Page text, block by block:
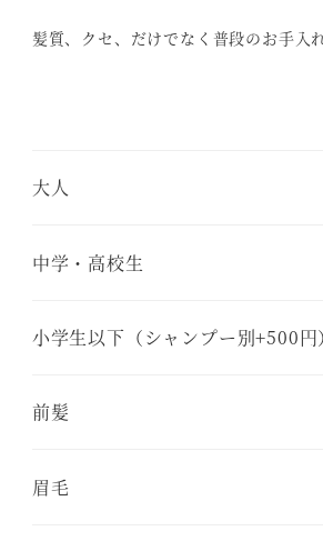
髪質、クセ、だけでなく普段のお手入
大人
中学・高校生
小学生以下（シャンプー別+500円）
前髪
眉毛